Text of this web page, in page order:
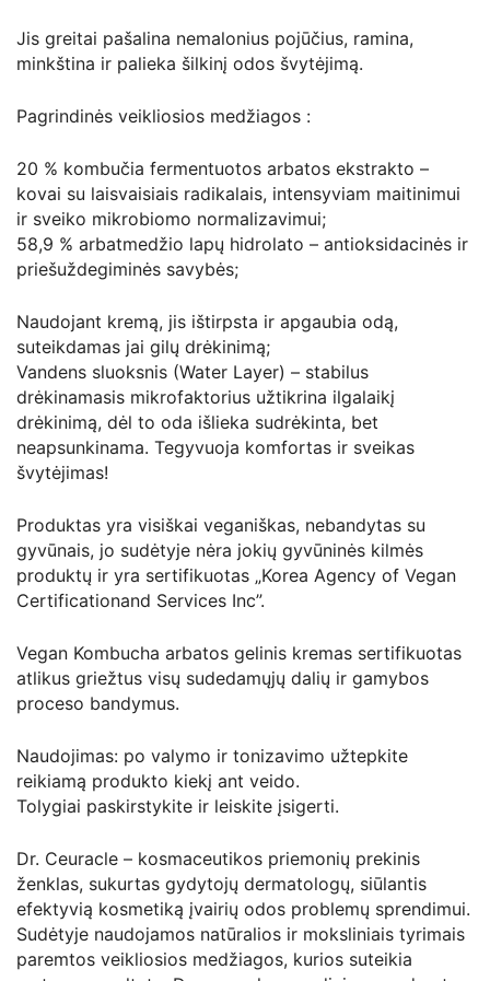
Jis greitai pašalina nemalonius pojūčius, ramina,
minkština ir palieka šilkinį odos švytėjimą.
Pagrindinės veikliosios medžiagos :
20 % kombučia fermentuotos arbatos ekstrakto –
kovai su laisvaisiais radikalais, intensyviam maitinimui
ir sveiko mikrobiomo normalizavimui;
58,9 % arbatmedžio lapų hidrolato – antioksidacinės ir
priešuždegiminės savybės;
Naudojant kremą, jis ištirpsta ir apgaubia odą,
suteikdamas jai gilų drėkinimą;
Vandens sluoksnis (Water Layer) – stabilus
drėkinamasis mikrofaktorius užtikrina ilgalaikį
drėkinimą, dėl to oda išlieka sudrėkinta, bet
neapsunkinama. Tegyvuoja komfortas ir sveikas
švytėjimas!
Produktas yra visiškai veganiškas, nebandytas su
gyvūnais, jo sudėtyje nėra jokių gyvūninės kilmės
produktų ir yra sertifikuotas „Korea Agency of Vegan
Certificationand Services Inc”.
Vegan Kombucha arbatos gelinis kremas sertifikuotas
atlikus griežtus visų sudedamųjų dalių ir gamybos
proceso bandymus.
Naudojimas: po valymo ir tonizavimo užtepkite
reikiamą produkto kiekį ant veido.
Tolygiai paskirstykite ir leiskite įsigerti.
Dr. Ceuracle – kosmaceutikos priemonių prekinis
ženklas, sukurtas gydytojų dermatologų, siūlantis
efektyvią kosmetiką įvairių odos problemų sprendimui.
Sudėtyje naudojamos natūralios ir moksliniais tyrimais
paremtos veikliosios medžiagos, kurios suteikia